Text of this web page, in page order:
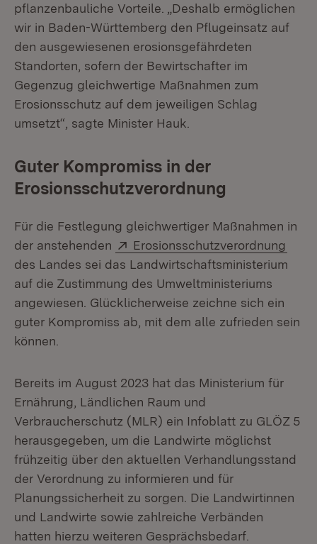
pflanzenbauliche Vorteile. „Deshalb ermöglichen
wir in Baden-Württemberg den Pflugeinsatz auf
den ausgewiesenen erosionsgefährdeten
Standorten, sofern der Bewirtschafter im
Gegenzug gleichwertige Maßnahmen zum
Erosionsschutz auf dem jeweiligen Schlag
umsetzt“, sagte Minister Hauk.
Guter Kompromiss in der
Erosionsschutzverordnung
Für die Festlegung gleichwertiger Maßnahmen in
der anstehenden
Extern:
Erosionsschutzverordnung
des Landes sei das Landwirtschaftsministerium
auf die Zustimmung des Umweltministeriums
angewiesen. Glücklicherweise zeichne sich ein
guter Kompromiss ab, mit dem alle zufrieden sein
können.
Bereits im August 2023 hat das Ministerium für
Ernährung, Ländlichen Raum und
Verbraucherschutz (MLR) ein Infoblatt zu GLÖZ 5
herausgegeben, um die Landwirte möglichst
frühzeitig über den aktuellen Verhandlungsstand
der Verordnung zu informieren und für
Planungssicherheit zu sorgen. Die Landwirtinnen
und Landwirte sowie zahlreiche Verbänden
hatten hierzu weiteren Gesprächsbedarf.